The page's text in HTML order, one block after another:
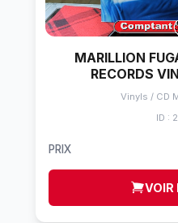
MARILLION
RECORDS
Vinyls / CD
ID :
PRIX
VOIR